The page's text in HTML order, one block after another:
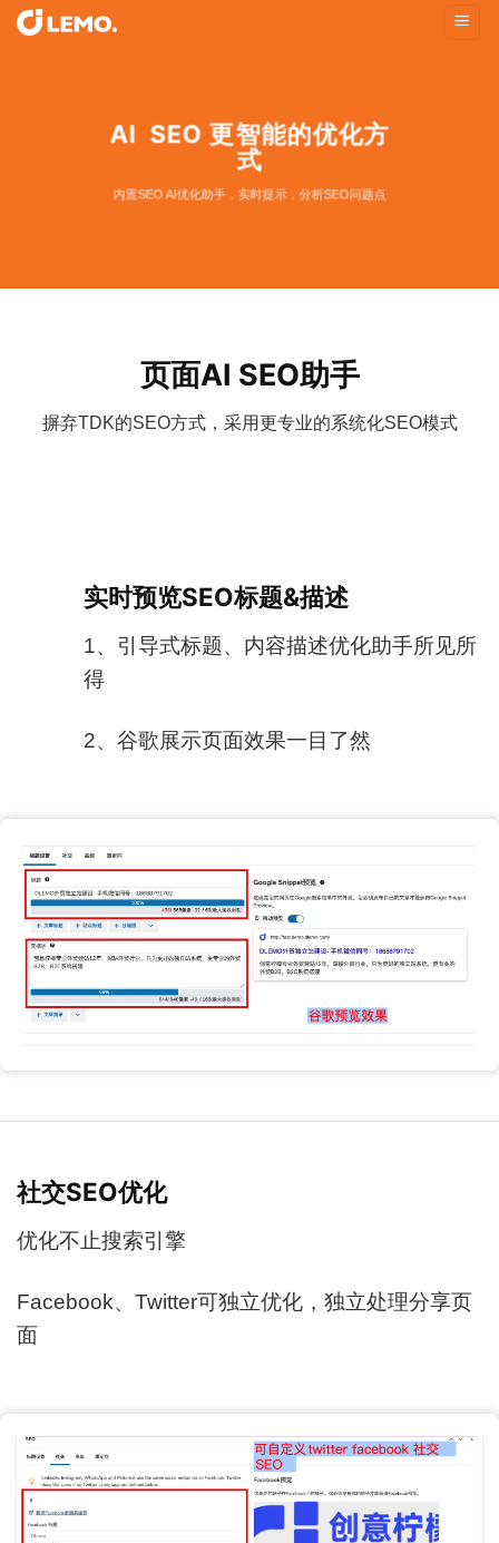
Skip
AI SEO 更智能的优化方
式
内置SEO AI优化助手，实时提示，分析SEO问题点
页面AI SEO助手
摒弃TDK的SEO方式，采用更专业的系统化SEO模式
实时预览SEO标题&描述
1、引导式标题、内容描述优化助手所见所
得
2、谷歌展示页面效果一目了然
社交SEO优化
优化不止搜索引擎
Facebook、Twitter可独立优化，独立处理分享页
面